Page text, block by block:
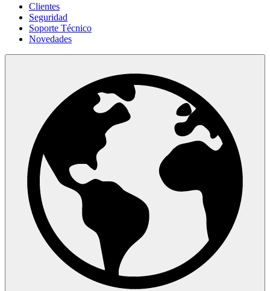
Clientes
Seguridad
Soporte Técnico
Novedades